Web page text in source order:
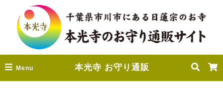
Menu 本光寺 お守り通販